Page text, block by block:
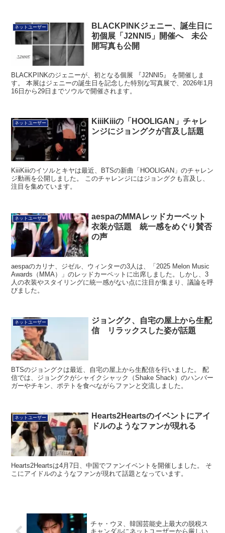
ネットユーザー
BLACKPINKジェニー、誕生日に
初個展「J2NNI5」開催へ 未公
開写真も公開
BLACKPINKのジェニーが、初となる個展 『J2NNI5』 を開催しま
す。 本展はジェニーの誕生日を記念した特別な写真展で、2026年1月
16日から29日までソウルで開催されます。
ネットユーザー
KiiiKiiiの「HOOLIGAN」チャレ
ンジにジョングクが言及し話題
KiiiKiiiのイソルとキヤは最近、BTSの新曲「HOOLIGAN」のチャレン
ジ動画を公開しました。 このチャレンジにはジョングクも言及し、
注目を集めています。
ネットユーザー
aespaのMMAレッドカーペット
衣装が話題 統一感をめぐり賛否
の声
aespaのカリナ、ジゼル、ウィンターの3人は、「2025 Melon Music
Awards（MMA）」のレッドカーペットに出席しました。しかし、3
人の衣装やスタイリングに統一感がない点に注目が集まり、議論を呼
びました。
ネットユーザー
ジョングク、自宅の屋上から生配
信 リラックスした姿が話題
BTSのジョングクは最近、自宅の屋上から生配信を行いました。 配
信では、ジョングクがシャイクシャック（Shake Shack）のハンバー
ガーやチキン、ポテトを食べながらファンと交流しました。
ネットユーザー
Hearts2Heartsのイベントにアイ
ドルのようなファンが現れる
Hearts2Heartsは4月7日、中国でファンイベントを開催しました。 そ
こにアイドルのようなファンが現れて話題となっています。
チャ・ウヌ、韓国芸能史上最大の脱税ス
キャンダルにネットユーザーから厳しい